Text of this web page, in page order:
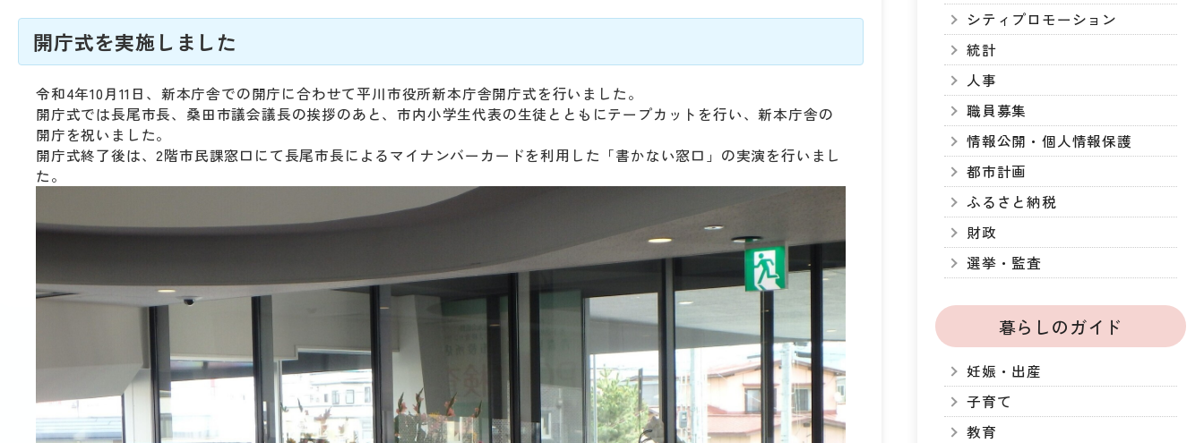
開庁式を実施しました
令和4年10月11日、新本庁舎での開庁に合わせて平川市役所新本庁舎開庁式を行いました。
開庁式では長尾市長、桑田市議会議長の挨拶のあと、市内小学生代表の生徒とともにテープカットを行い、新本庁舎の
開庁を祝いました。
開庁式終了後は、2階市民課窓口にて長尾市長によるマイナンバーカードを利用した「書かない窓口」の実演を行いまし
た。
シティプロモーション
統計
人事
職員募集
情報公開・個人情報保護
都市計画
ふるさと納税
財政
選挙・監査
暮らしのガイド
妊娠・出産
子育て
教育